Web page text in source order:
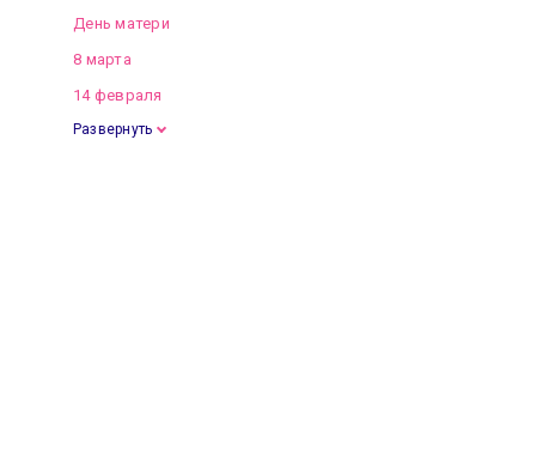
День матери
8 марта
14 февраля
Развернуть